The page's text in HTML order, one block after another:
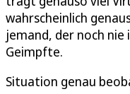
wahrscheinlich
jemand, der noch nie
Geimpfte.
Situation genau